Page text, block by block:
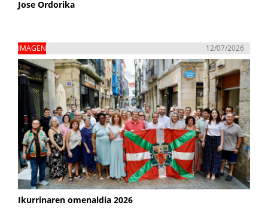
Jose Ordorika
IMAGEN 12/07/2026
Ikurrinaren omenaldia 2026